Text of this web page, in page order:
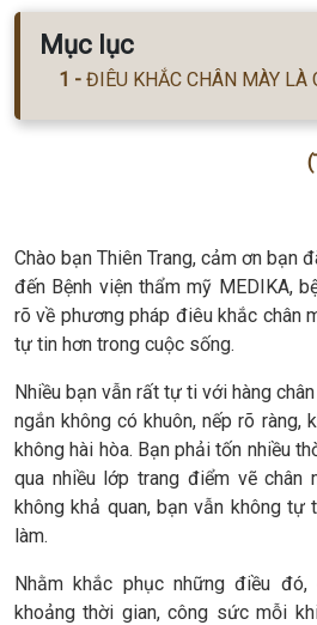
Mục lục
ĐIÊU KHẮC CHÂN MÀY LÀ
Chào bạn Thiên Trang, cảm ơn bạn
đến Bệnh viện thẩm mỹ MEDIKA,
rõ về phương pháp điêu khắc chân
tự tin hơn trong cuộc sống.
Nhiều bạn vẫn rất tự ti với hàng
ngắn không có khuôn, nếp rõ ràng,
không hài hòa. Bạn phải tốn nhiều
qua nhiều lớp trang điểm vẽ chân
không khả quan, bạn vẫn không tự
làm.
Nhằm khắc phục những điều
khoảng thời gian, công sức mỗi